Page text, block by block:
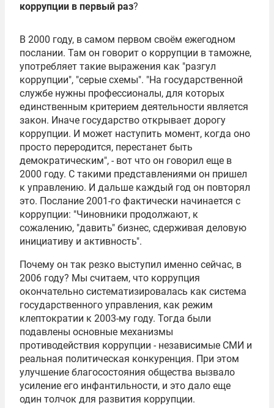
коррупции в первый раз?
В 2000 году, в самом первом своём ежегодном
послании. Там он говорит о коррупции в таможне,
употребляет такие выражения как "разгул
коррупции", "серые схемы". "На государственной
службе нужны профессионалы, для которых
единственным критерием деятельности является
закон. Иначе государство открывает дорогу
коррупции. И может наступить момент, когда оно
просто переродится, перестанет быть
демократическим", - вот что он говорил еще в
2000 году. С такими представлениями он пришел
к управлению. И дальше каждый год он повторял
это. Послание 2001-го фактически начинается с
коррупции: "Чиновники продолжают, к
сожалению, "давить" бизнес, сдерживая деловую
инициативу и активность".
Почему он так резко выступил именно сейчас, в
2006 году? Мы считаем, что коррупция
окончательно систематизировалась как система
государственного управления, как режим
клептократии к 2003-му году. Тогда были
подавлены основные механизмы
противодействия коррупции - независимые СМИ и
реальная политическая конкуренция. При этом
улучшение благосостояния общества вызвало
усиление его инфантильности, и это дало еще
один толчок для развития коррупции.